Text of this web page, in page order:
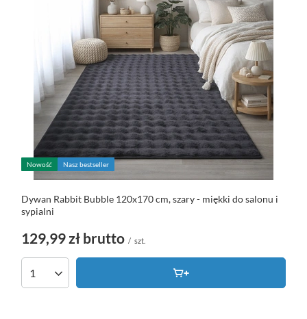
Nowość Nasz bestseller
Dywan Rabbit Bubble 120x170 cm, szary - miękki do salonu i
sypialni
129,99 zł brutto / szt.